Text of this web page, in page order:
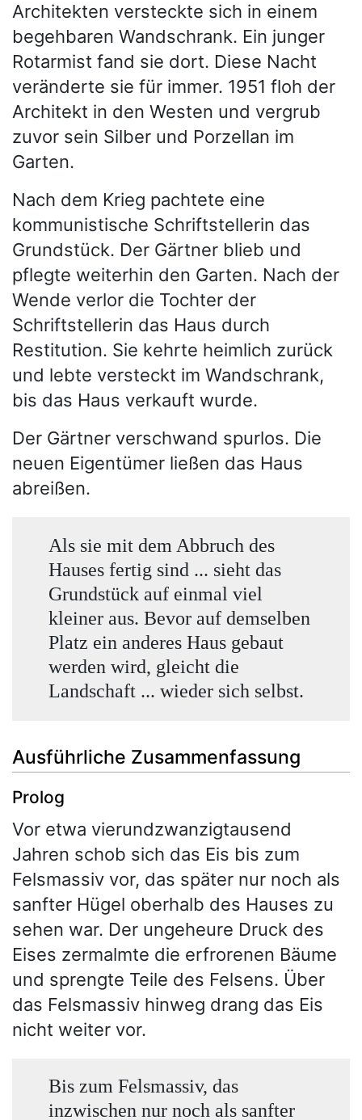
Architekten versteckte sich in einem
begehbaren Wandschrank. Ein junger
Rotarmist fand sie dort. Diese Nacht
veränderte sie für immer. 1951 floh der
Architekt in den Westen und vergrub
zuvor sein Silber und Porzellan im
Garten.
Nach dem Krieg pachtete eine
kommunistische Schriftstellerin das
Grundstück. Der Gärtner blieb und
pflegte weiterhin den Garten. Nach der
Wende verlor die Tochter der
Schriftstellerin das Haus durch
Restitution. Sie kehrte heimlich zurück
und lebte versteckt im Wandschrank,
bis das Haus verkauft wurde.
Der Gärtner verschwand spurlos. Die
neuen Eigentümer ließen das Haus
abreißen.
Als sie mit dem Abbruch des
Hauses fertig sind ... sieht das
Grundstück auf einmal viel
kleiner aus. Bevor auf demselben
Platz ein anderes Haus gebaut
werden wird, gleicht die
Landschaft ... wieder sich selbst.
Ausführliche Zusammenfassung
Prolog
Vor etwa vierundzwanzigtausend
Jahren schob sich das Eis bis zum
Felsmassiv vor, das später nur noch als
sanfter Hügel oberhalb des Hauses zu
sehen war. Der ungeheure Druck des
Eises zermalmte die erfrorenen Bäume
und sprengte Teile des Felsens. Über
das Felsmassiv hinweg drang das Eis
nicht weiter vor.
Bis zum Felsmassiv, das
inzwischen nur noch als sanfter